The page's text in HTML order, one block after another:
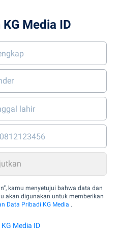
Media ID
kamu menyetujui bahwa data dan
akan digunakan untuk memberikan
Data Pribadi KG Media .
Media ID